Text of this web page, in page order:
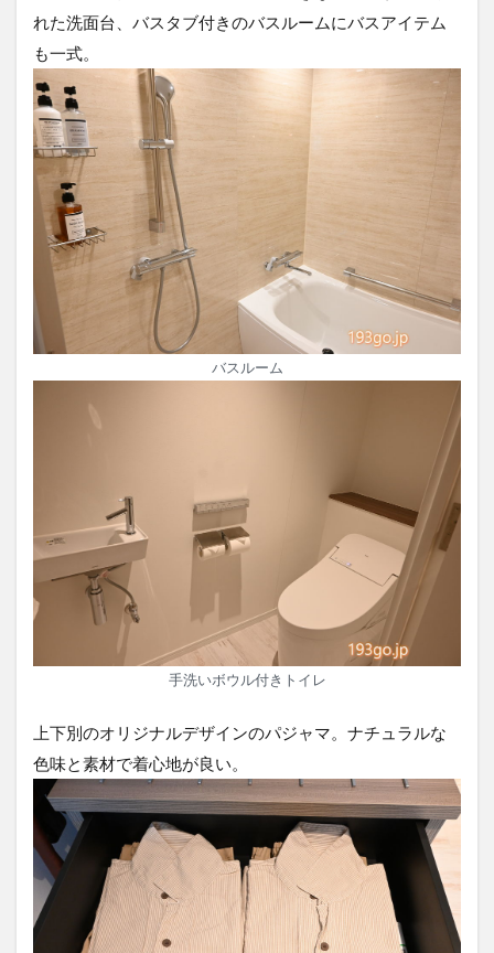
れた洗面台、バスタブ付きのバスルームにバスアイテム
も一式。
バスルーム
手洗いボウル付きトイレ
上下別のオリジナルデザインのパジャマ。ナチュラルな
色味と素材で着心地が良い。